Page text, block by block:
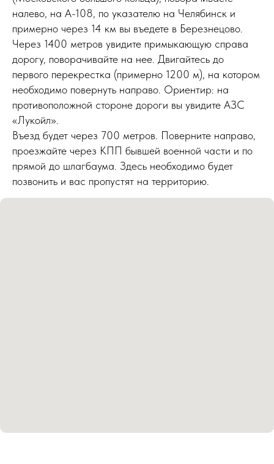
налево, на А-108, по указателю на Челябинск и
примерно через 14 км вы въедете в Березнецово.
Через 1400 метров увидите примыкающую справа
дорогу, поворачивайте на нее. Двигайтесь до
первого перекрестка (примерно 1200 м), на котором
необходимо повернуть направо. Ориентир: на
противоположной стороне дороги вы увидите АЗС
«Лукойл».
Въезд будет через 700 метров. Поверните направо,
проезжайте через КПП бывшей военной части и по
прямой до шлагбаума. Здесь необходимо будет
позвонить и вас пропустят на территорию.